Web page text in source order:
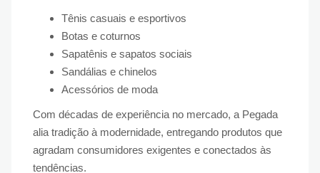
Tênis casuais e esportivos
Botas e coturnos
Sapatênis e sapatos sociais
Sandálias e chinelos
Acessórios de moda
Com décadas de experiência no mercado, a Pegada
alia tradição à modernidade, entregando produtos que
agradam consumidores exigentes e conectados às
tendências.